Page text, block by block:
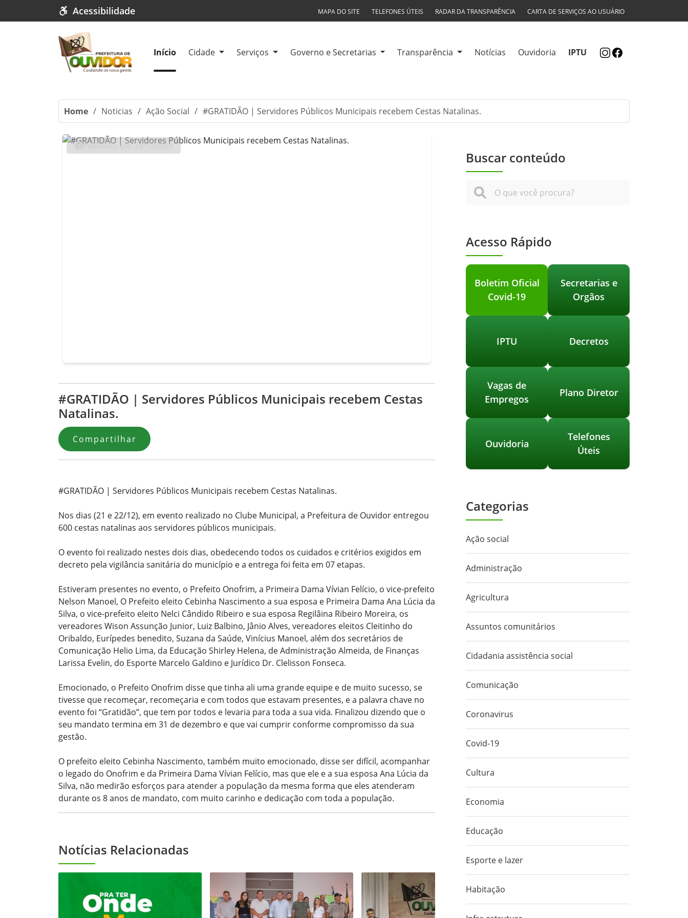
Acessibilidade MAPA DO SITE TELEFONES ÚTEIS RADAR DA TRANSPARÊNCIA CARTA DE SERVIÇOS AO USUÁRIO
Início Cidade Serviços Governo e Secretarias Transparência Notícias Ouvidoria IPTU
Home / Noticias / Ação Social / #GRATIDÃO | Servidores Públicos Municipais recebem Cestas Natalinas.
Publicado em: 23/12/2020
#GRATIDÃO | Servidores Públicos Municipais recebem Cestas
Natalinas.
Compartilhar
#GRATIDÃO | Servidores Públicos Municipais recebem Cestas Natalinas.
Nos dias (21 e 22/12), em evento realizado no Clube Municipal, a Prefeitura de Ouvidor entregou
600 cestas natalinas aos servidores públicos municipais.
O evento foi realizado nestes dois dias, obedecendo todos os cuidados e critérios exigidos em
decreto pela vigilância sanitária do município e a entrega foi feita em 07 etapas.
Estiveram presentes no evento, o Prefeito Onofrim, a Primeira Dama Vívian Felício, o vice-prefeito
Nelson Manoel, O Prefeito eleito Cebinha Nascimento a sua esposa e Primeira Dama Ana Lúcia da
Silva, o vice-prefeito eleito Nelci Cândido Ribeiro e sua esposa Regilâina Ribeiro Moreira, os
vereadores Wison Assunção Junior, Luiz Balbino, Jânio Alves, vereadores eleitos Cleitinho do
Oribaldo, Eurípedes benedito, Suzana da Saúde, Vinícius Manoel, além dos secretários de
Comunicação Helio Lima, da Educação Shirley Helena, de Administração Almeida, de Finanças
Larissa Evelin, do Esporte Marcelo Galdino e Jurídico Dr. Clelisson Fonseca.
Emocionado, o Prefeito Onofrim disse que tinha ali uma grande equipe e de muito sucesso, se
tivesse que recomeçar, recomeçaria e com todos que estavam presentes, e a palavra chave no
evento foi “Gratidão”, que tem por todos e levaria para toda a sua vida. Finalizou dizendo que o
seu mandato termina em 31 de dezembro e que vai cumprir conforme compromisso da sua
gestão.
O prefeito eleito Cebinha Nascimento, também muito emocionado, disse ser difícil, acompanhar
o legado do Onofrim e da Primeira Dama Vívian Felício, mas que ele e a sua esposa Ana Lúcia da
Silva, não medirão esforços para atender a população da mesma forma que eles atenderam
durante os 8 anos de mandato, com muito carinho e dedicação com toda a população.
Notícias Relacionadas
Buscar conteúdo
Acesso Rápido
Boletim Oficial
Covid-19
Secretarias e
Orgãos
IPTU Decretos
Vagas de
Empregos
Plano Diretor
Ouvidoria
Telefones
Úteis
Categorias
Ação social
Administração
Agricultura
Assuntos comunitários
Cidadania assistência social
Comunicação
Coronavirus
Covid-19
Cultura
Economia
Educação
Esporte e lazer
Habitação